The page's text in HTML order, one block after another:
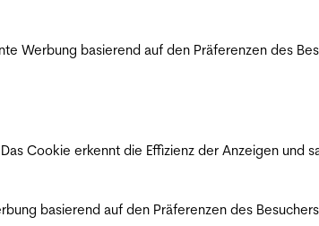
Werbung basierend auf den Präferenzen des
Cookie erkennt die Effizienz der Anzeigen und
basierend auf den Präferenzen des